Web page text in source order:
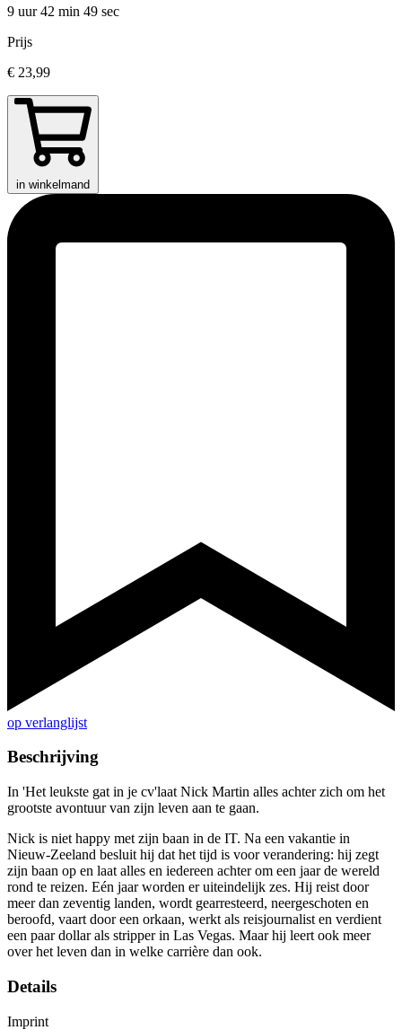
9 uur 42 min 49 sec
Prijs
€ 23,99
in winkelmand
op verlanglijst
Beschrijving
In 'Het leukste gat in je cv'laat Nick Martin alles achter zich om het
grootste avontuur van zijn leven aan te gaan.
Nick is niet happy met zijn baan in de IT. Na een vakantie in
Nieuw-Zeeland besluit hij dat het tijd is voor verandering: hij zegt
zijn baan op en laat alles en iedereen achter om een jaar de wereld
rond te reizen. Eén jaar worden er uiteindelijk zes. Hij reist door
meer dan zeventig landen, wordt gearresteerd, neergeschoten en
beroofd, vaart door een orkaan, werkt als reisjournalist en verdient
een paar dollar als stripper in Las Vegas. Maar hij leert ook meer
over het leven dan in welke carrière dan ook.
Details
Imprint